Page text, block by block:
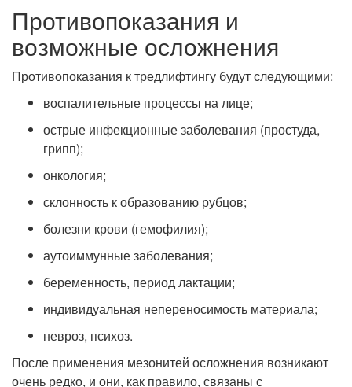
Противопоказания и
возможные осложнения
Противопоказания к тредлифтингу будут следующими:
воспалительные процессы на лице;
острые инфекционные заболевания (простуда,
грипп);
онкология;
склонность к образованию рубцов;
болезни крови (гемофилия);
аутоиммунные заболевания;
беременность, период лактации;
индивидуальная непереносимость материала;
невроз, психоз.
После применения мезонитей осложнения возникают
очень редко, и они, как правило, связаны с